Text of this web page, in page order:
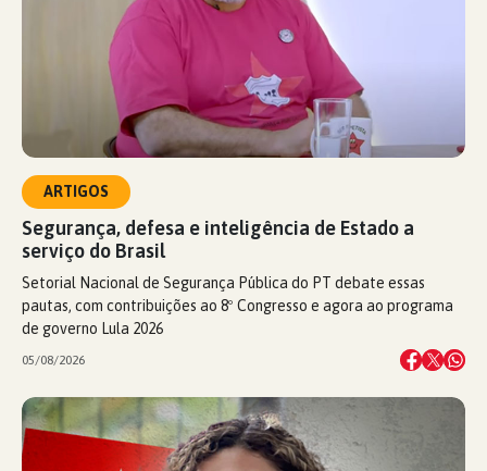
ARTIGOS
Segurança, defesa e inteligência de Estado a
serviço do Brasil
Setorial Nacional de Segurança Pública do PT debate essas
pautas, com contribuições ao 8º Congresso e agora ao programa
de governo Lula 2026
05/08/2026